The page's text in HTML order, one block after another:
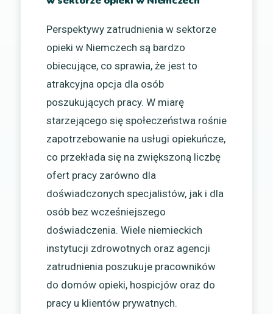
Perspektywy zatrudnienia w sektorze
opieki w Niemczech są bardzo
obiecujące, co sprawia, że jest to
atrakcyjna opcja dla osób
poszukujących pracy. W miarę
starzejącego się społeczeństwa rośnie
zapotrzebowanie na usługi opiekuńcze,
co przekłada się na zwiększoną liczbę
ofert pracy zarówno dla
doświadczonych specjalistów, jak i dla
osób bez wcześniejszego
doświadczenia. Wiele niemieckich
instytucji zdrowotnych oraz agencji
zatrudnienia poszukuje pracowników
do domów opieki, hospicjów oraz do
pracy u klientów prywatnych.